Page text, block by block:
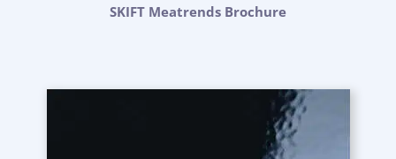
SKIFT Meatrends Brochure